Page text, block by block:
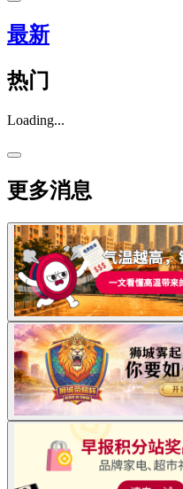
最新
热门
Loading...
更多消息